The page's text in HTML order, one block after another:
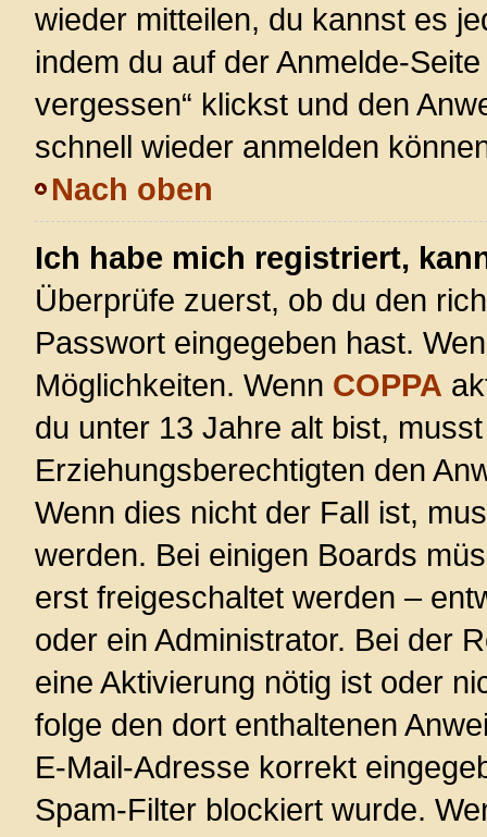
wieder mitteilen, du kannst es
indem du auf der Anmelde-
vergessen“ klickst und den
schnell wieder anmelden
Nach oben
Ich habe mich registriert,
Überprüfe zuerst, ob du den
Passwort eingegeben hast.
Möglichkeiten. Wenn COPPA
du unter 13 Jahre alt bist,
Erziehungsberechtigten den
Wenn dies nicht der Fall ist,
werden. Bei einigen Boards
erst freigeschaltet werden –
oder ein Administrator. Bei der
eine Aktivierung nötig ist oder
folge den dort enthaltenen
E-Mail-Adresse korrekt
Spam-Filter blockiert wurde.